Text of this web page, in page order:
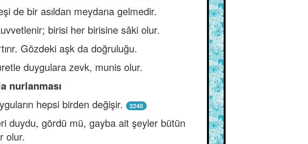
de bir asıldan meydana gelmedir.
birisi her birisine sâki olur.
Gözdeki aşk da doğruluğu.
duygulara zevk, munis olur.
nurlanması
hepsi birden değişir.
3240
duydu, gördü mü, gayba ait şeyler bütün
olur.